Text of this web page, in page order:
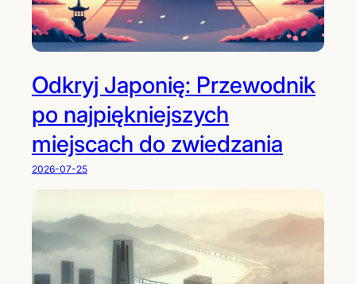
Odkryj Japonię: Przewodnik
po najpiękniejszych
miejscach do zwiedzania
2026-07-25